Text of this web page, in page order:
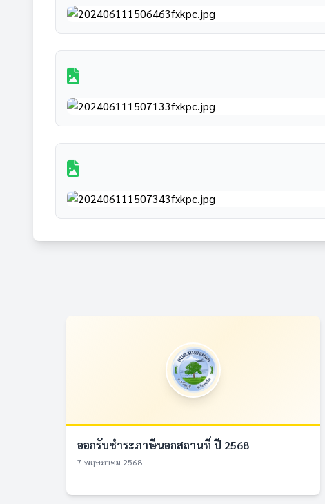
ออกรับชำระภาษีนอกสถานที่ ปี 2568
7 พฤษภาคม 2568